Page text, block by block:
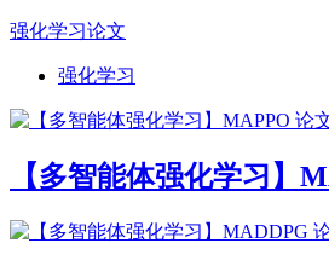
强化学习论文
强化学习
【多智能体强化学习】